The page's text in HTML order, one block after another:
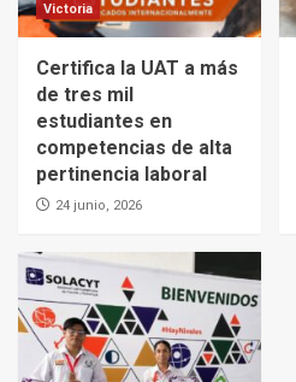
Victoria
Certifica la UAT a más
de tres mil
estudiantes en
competencias de alta
pertinencia laboral
24 junio, 2026